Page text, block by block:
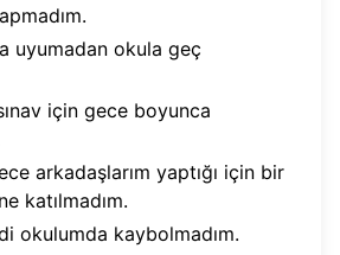
uyumadan okula geç
için gece boyunca
arkadaşlarım yaptığı için bir
katılmadım.
okulumda kaybolmadım.